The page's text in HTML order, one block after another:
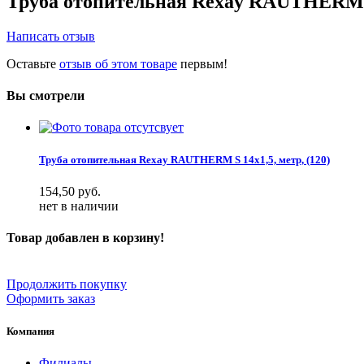
Написать отзыв
Оставьте отзыв об этом товаре первым!
Вы смотрели
Труба отопительная Rexay RAUTHERM S 14х1,5, метр, (120)
154,50 руб.
нет в наличии
Товар добавлен в корзину!
Продолжить покупку
Оформить заказ
Компания